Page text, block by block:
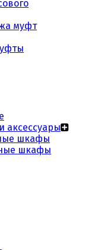
муфт
аксессуары
шкафы
шкафы